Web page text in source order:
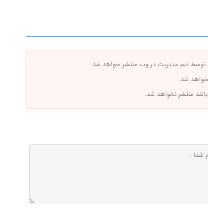
توسط تیم مدیریت در وب منتشر خواهد شد.
شد.
باشد منتشر نخواهد شد.